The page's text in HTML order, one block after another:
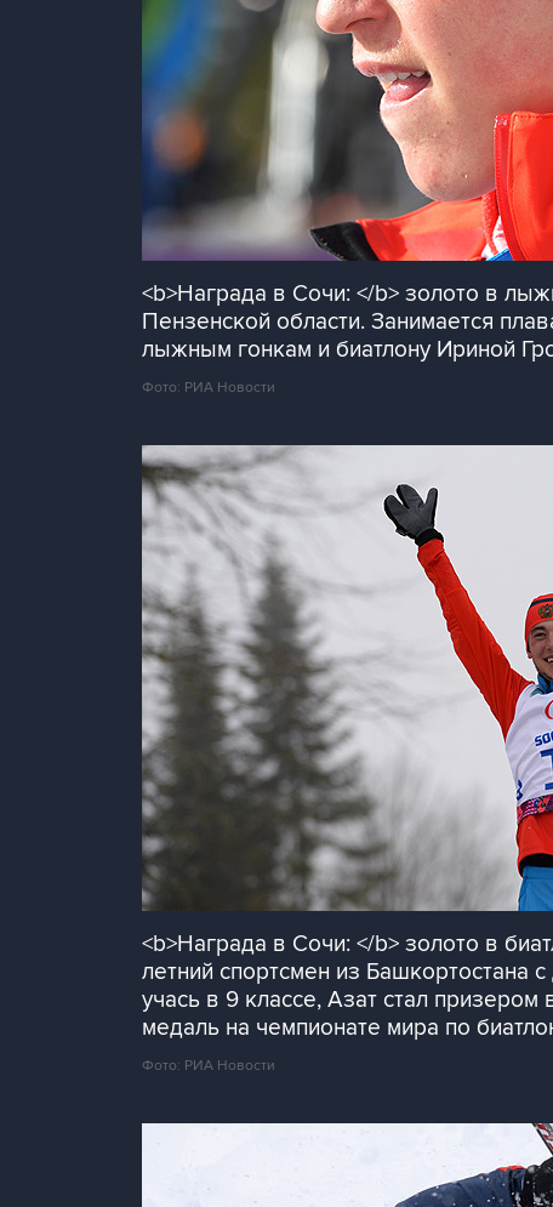
<b>Награда в Сочи: </b> золото в
Пензенской области. Занимается
лыжным гонкам и биатлону Ириной
Фото: РИА Новости
<b>Награда в Сочи: </b> золото в
летний спортсмен из Башкортостана
учась в 9 классе, Азат стал
медаль на чемпионате мира по
Фото: РИА Новости